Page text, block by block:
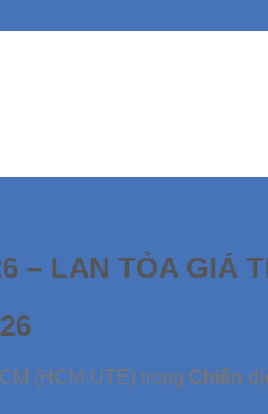
– LAN TỎA GIÁ
(HCM-UTE) trong Chiến